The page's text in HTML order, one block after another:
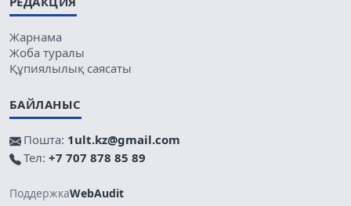
Жарнама
Жоба туралы
Құпиялылық саясаты
БАЙЛАНЫС
Пошта: 1ult.kz@gmail.com
Тел: +7 707 878 85 89
ПоддержкаWebAudit